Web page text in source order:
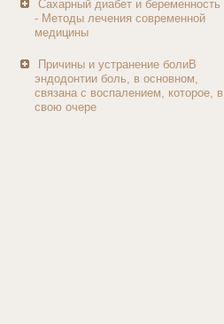
Сахарный диабет и беременность
- Методы лечения современной
медицины
Причины и устранение болиВ
эндодонтии боль, в основном,
связана с воспалением, которое, в
свою очере